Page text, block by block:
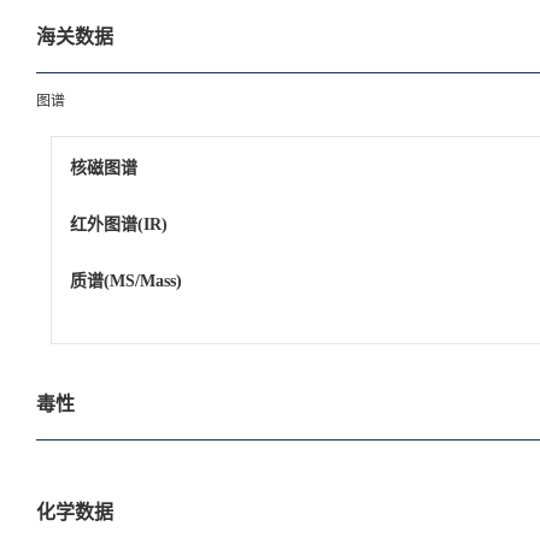
海关数据
图谱
核磁图谱
红外图谱(IR)
质谱(MS/Mass)
毒性
化学数据